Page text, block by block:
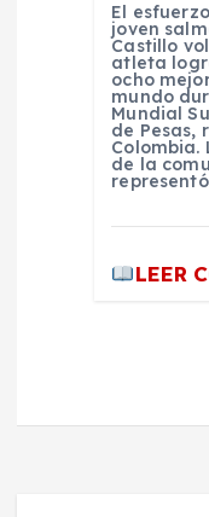
El
joven
Castillo
atleta
ocho
mundo
Mundial
de Pesas,
de la
LEER